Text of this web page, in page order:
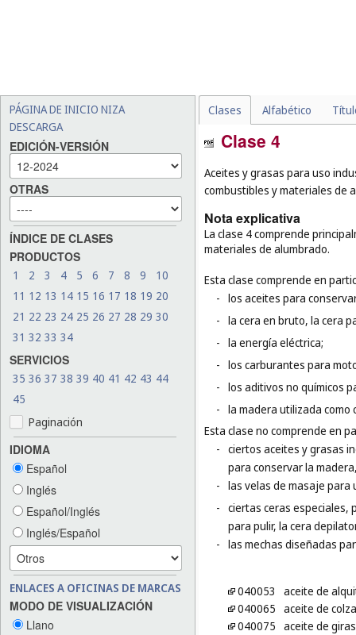
PÁGINA DE INICIO NIZA
DESCARGA
EDICIÓN-VERSIÓN
OTRAS
ÍNDICE DE CLASES
PRODUCTOS
1 2 3 4 5 6 7 8 9
10
11 12 13 14 15 16 17 18 19 20
21 22 23 24 25 26 27 28 29 30
31 32 33 34
SERVICIOS
35 36 37 38 39 40 41 42 43 44
45
Paginación
IDIOMA
Español
Inglés
Español/Inglés
Inglés/Español
ENLACES A OFICINAS DE MARCAS
MODO DE VISUALIZACIÓN
Llano
Clases Alfabético
Clase 4
Aceites y grasas para uso
combustibles y materiales de
Nota explicativa
La clase 4 comprende
materiales de alumbrado.
Esta clase comprende en
- los aceites para
- la cera en bruto, la cera
- la energía eléctrica;
- los carburantes para
- los aditivos no químicos
- la madera utilizada como
Esta clase no comprende en
- ciertos aceites y grasas
para conservar la
- las velas de masaje para
- ciertas ceras especiales,
para pulir, la cera
- las mechas diseñadas
040053
aceite de
040065 aceite de
040075 aceite de